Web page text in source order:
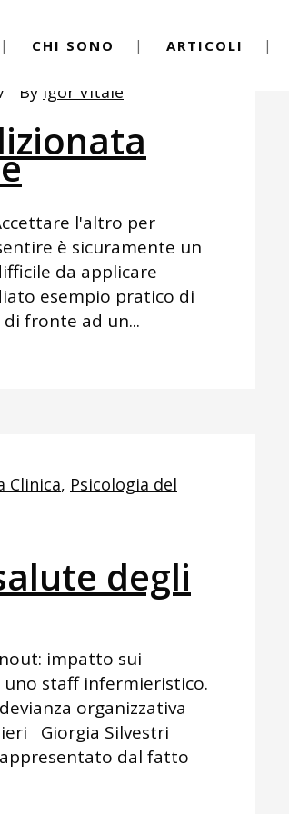
CHI SONO ARTICOLI
By Igor Vitale
l'altro per
è sicuramente un
da applicare
esempio pratico di
fronte ad un...
Clinica, Psicologia del
degli
impatto sui
staff infermieristico.
organizzativa
Giorgia Silvestri
dal fatto